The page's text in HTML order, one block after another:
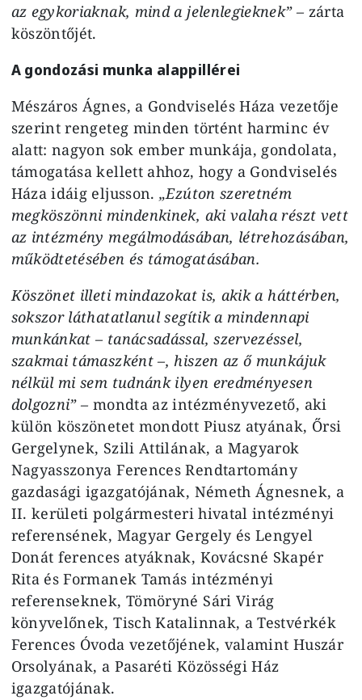
az egykoriaknak, mind a jelenlegieknek” – zárta
köszöntőjét.
A gondozási munka alappillérei
Mészáros Ágnes, a Gondviselés Háza vezetője
szerint rengeteg minden történt harminc év
alatt: nagyon sok ember munkája, gondolata,
támogatása kellett ahhoz, hogy a Gondviselés
Háza idáig eljusson.„Ezúton szeretném
megköszönni mindenkinek, aki valaha részt vett
az intézmény megálmodásában, létrehozásában,
működtetésében és támogatásában.
Köszönet illeti mindazokat is, akik a háttérben,
sokszor láthatatlanul segítik a mindennapi
munkánkat – tanácsadással, szervezéssel,
szakmai támaszként –, hiszen az ő munkájuk
nélkül mi sem tudnánk ilyen eredményesen
dolgozni” – mondta az intézményvezető, aki
külön köszönetet mondott Piusz atyának, Őrsi
Gergelynek, Szili Attilának, a Magyarok
Nagyasszonya Ferences Rendtartomány
gazdasági igazgatójának, Németh Ágnesnek, a
II. kerületi polgármesteri hivatal intézményi
referensének, Magyar Gergely és Lengyel
Donát ferences atyáknak, Kovácsné Skapér
Rita és Formanek Tamás intézményi
referenseknek, Tömöryné Sári Virág
könyvelőnek, Tisch Katalinnak, a Testvérkék
Ferences Óvoda vezetőjének, valamint Huszár
Orsolyának, a Pasaréti Közösségi Ház
igazgatójának.